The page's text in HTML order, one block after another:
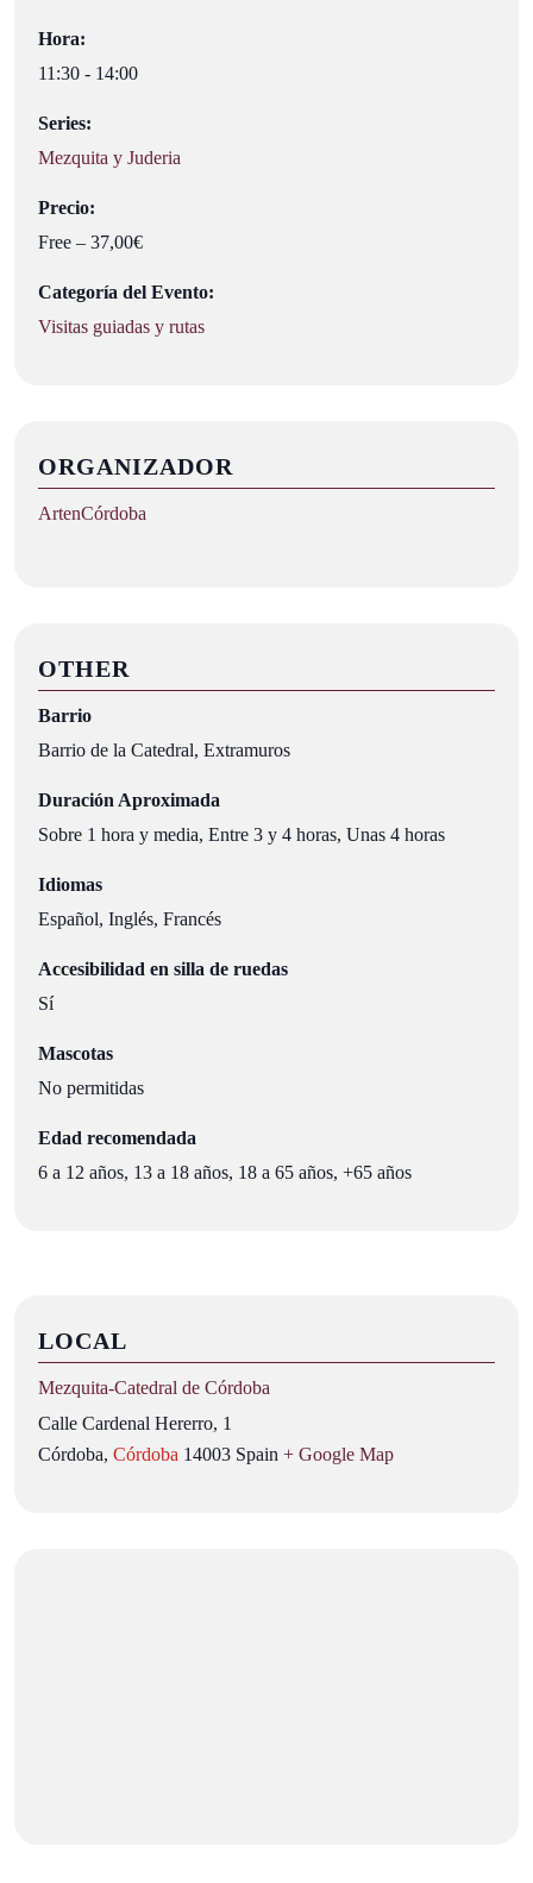
Hora:
11:30 - 14:00
Series:
Mezquita y Juderia
Precio:
Free – 37,00€
Categoría del Evento:
Visitas guiadas y rutas
ORGANIZADOR
ArtenCórdoba
OTHER
Barrio
Barrio de la Catedral, Extramuros
Duración Aproximada
Sobre 1 hora y media, Entre 3 y 4 horas, Unas 4 horas
Idiomas
Español, Inglés, Francés
Accesibilidad en silla de ruedas
Sí
Mascotas
No permitidas
Edad recomendada
6 a 12 años, 13 a 18 años, 18 a 65 años, +65 años
LOCAL
Mezquita‑Catedral de Córdoba
Calle Cardenal Hererro, 1
Córdoba, Córdoba 14003 Spain + Google Map